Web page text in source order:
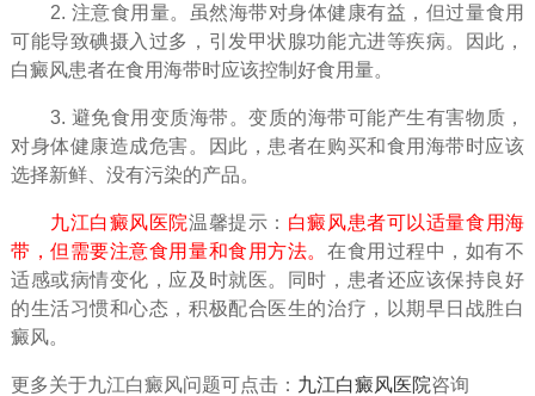
2. 注意食用量。虽然海带对身体健康有益，但过量食用
可能导致碘摄入过多，引发甲状腺功能亢进等疾病。因此，
白癜风患者在食用海带时应该控制好食用量。
3. 避免食用变质海带。变质的海带可能产生有害物质，
对身体健康造成危害。因此，患者在购买和食用海带时应该
选择新鲜、没有污染的产品。
九江白癜风医院温馨提示： 白癜风患者可以适量食用海
带，但需要注意食用量和食用方法。 在食用过程中，如有不
适感或病情变化，应及时就医。同时，患者还应该保持良好
的生活习惯和心态，积极配合医生的治疗，以期早日战胜白
癜风。
更多关于九江白癜风问题可点击： 九江白癜风医院咨询